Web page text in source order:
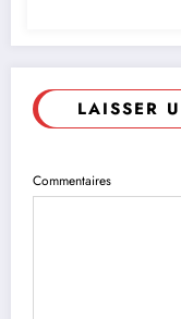
LAISSER
Commentaires